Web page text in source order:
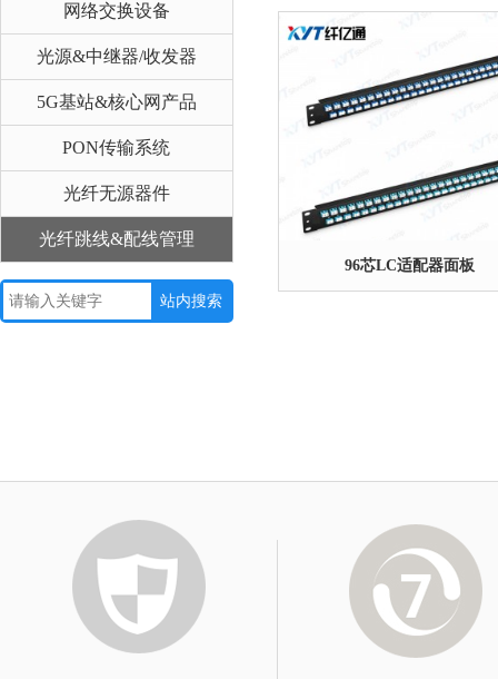
网络交换设备
光源&中继器/收发器
5G基站&核心网产品
PON传输系统
光纤无源器件
光纤跳线&配线管理
96芯LC适配器面板